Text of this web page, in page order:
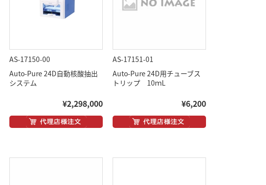
AS-17150-00
Auto-Pure 24D自動核酸抽出
システム
¥2,298,000
AS-17151-01
Auto-Pure 24D用チューブス
トリップ 10ｍL
¥6,200